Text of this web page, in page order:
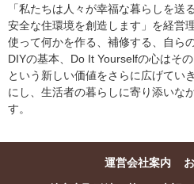
「私たちは人々が幸福な暮らしを送
安全な住環境を創造します」を経営
使って何かを作る、補修する、自ら
DIYの基本、Do It Yourselfの心はそ
という新しい価値をさらに広げてい
にし、生活者の暮らしに寄り添いな
す。
運営会社案内